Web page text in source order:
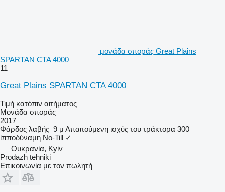
μονάδα σποράς Great Plains
SPARTAN CTA 4000
11
Great Plains SPARTAN CTA 4000
Τιμή κατόπιν αιτήματος
Μονάδα σποράς
2017
Φάρδος λαβής 9 μ Απαιτούμενη ισχύς του τράκτορα 300
ίπποδύναμη No-Till ✓
Ουκρανία, Kyiv
Prodazh tehniki
Επικοινωνία με τον πωλητή